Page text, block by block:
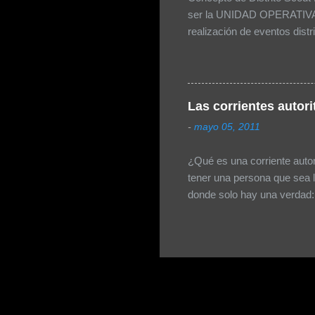
Rel...
ser la UNIDAD
realización de eventos
error, puesto que el tener
cargos lo cual no tiene
únicamente 3 niveles
Las corrientes
- mayo 05, 2011
¿Qué es una corriente
tener una persona que
donde solo hay una
votaciones por reducción,
se ha desbordado con